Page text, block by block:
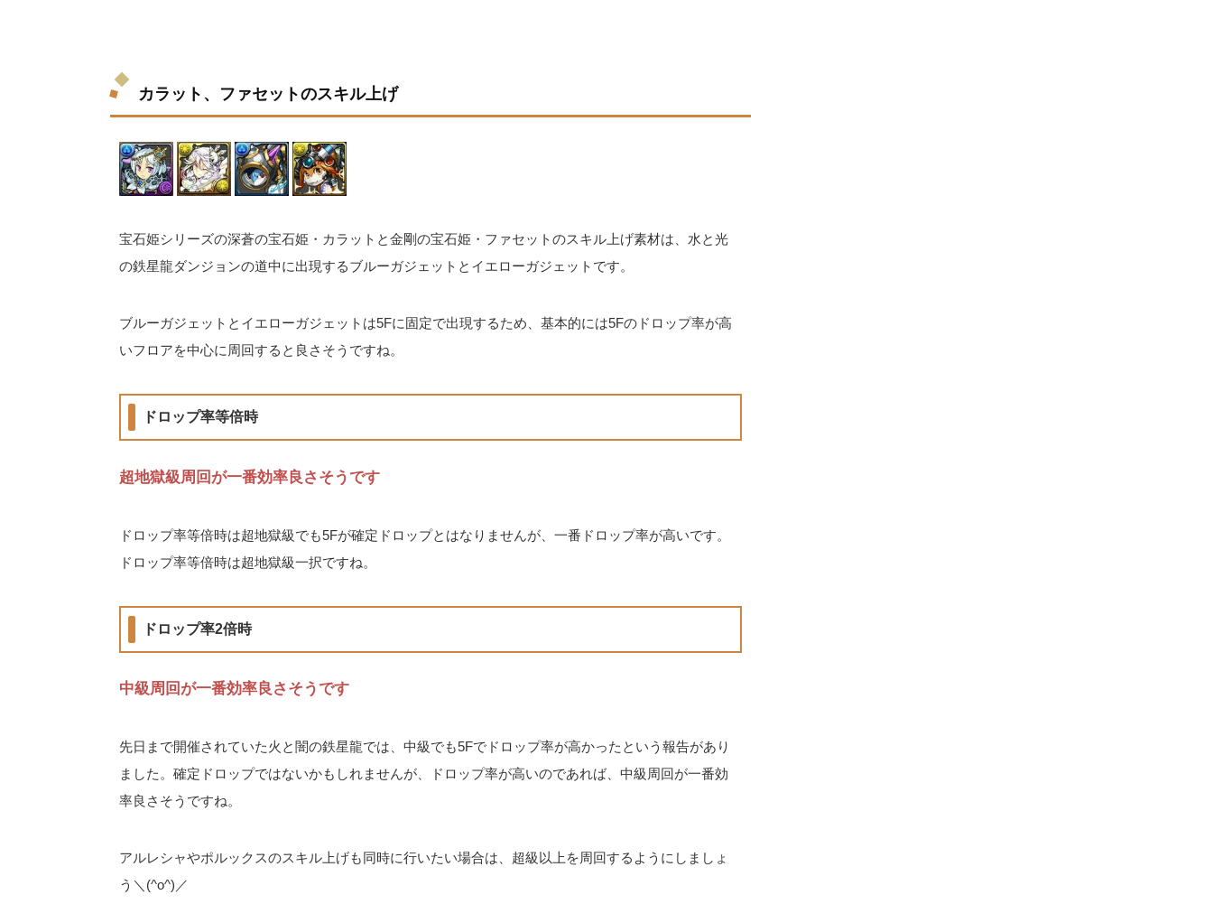
カラット、ファセットのスキル上げ
宝石姫シリーズの深蒼の宝石姫・カラットと金剛の宝石姫・ファセットのスキル上げ素材は、水と光
の鉄星龍ダンジョンの道中に出現するブルーガジェットとイエローガジェットです。
ブルーガジェットとイエローガジェットは5Fに固定で出現するため、基本的には5Fのドロップ率が高
いフロアを中心に周回すると良さそうですね。
ドロップ率等倍時
超地獄級周回が一番効率良さそうです
ドロップ率等倍時は超地獄級でも5Fが確定ドロップとはなりませんが、一番ドロップ率が高いです。
ドロップ率等倍時は超地獄級一択ですね。
ドロップ率2倍時
中級周回が一番効率良さそうです
先日まで開催されていた火と闇の鉄星龍では、中級でも5Fでドロップ率が高かったという報告があり
ました。確定ドロップではないかもしれませんが、ドロップ率が高いのであれば、中級周回が一番効
率良さそうですね。
アルレシャやポルックスのスキル上げも同時に行いたい場合は、超級以上を周回するようにしましょ
う＼(^o^)／